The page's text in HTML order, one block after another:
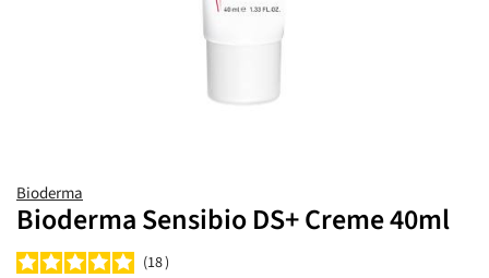
Bioderma
Bioderma Sensibio DS+ Creme 40ml
18